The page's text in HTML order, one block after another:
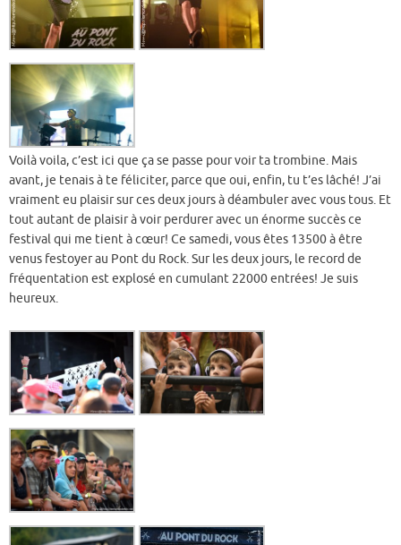
Voilà voila, c’est ici que ça se passe pour voir ta trombine. Mais
avant, je tenais à te féliciter, parce que oui, enfin, tu t’es lâché! J’ai
vraiment eu plaisir sur ces deux jours à déambuler avec vous tous. Et
tout autant de plaisir à voir perdurer avec un énorme succès ce
festival qui me tient à cœur! Ce samedi, vous êtes 13500 à être
venus festoyer au Pont du Rock. Sur les deux jours, le record de
fréquentation est explosé en cumulant 22000 entrées! Je suis
heureux.